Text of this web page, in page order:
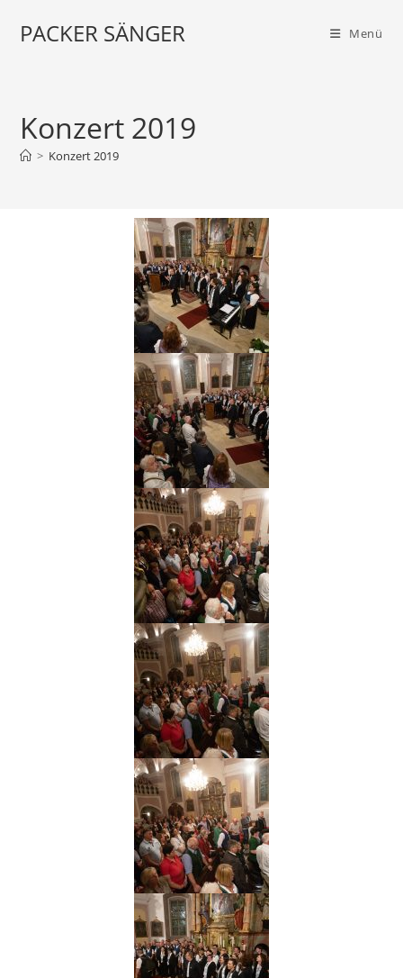
PACKER SÄNGER Menü
Konzert 2019
> Konzert 2019